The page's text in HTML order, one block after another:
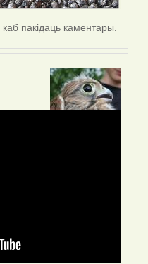
каб пакідаць каментары.